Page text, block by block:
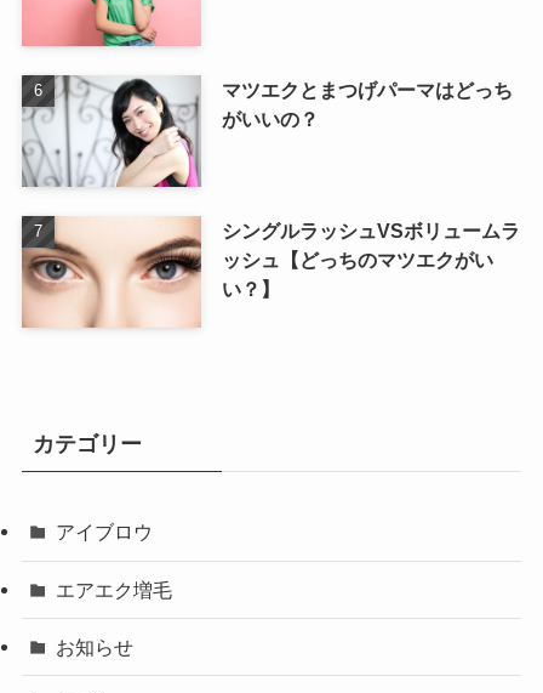
マツエクとまつげパーマはどっち
がいいの？
シングルラッシュVSボリュームラ
ッシュ【どっちのマツエクがい
い？】
カテゴリー
アイブロウ
エアエク増毛
お知らせ